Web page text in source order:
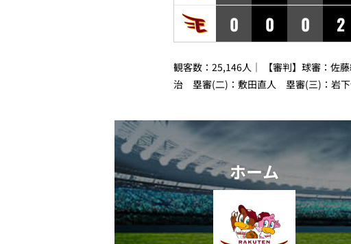
0
0 0 2
観客数：25,146人｜ 【審判】球審：佐
治 塁審(二)：敷田直人 塁審(三)：岩
ホーム